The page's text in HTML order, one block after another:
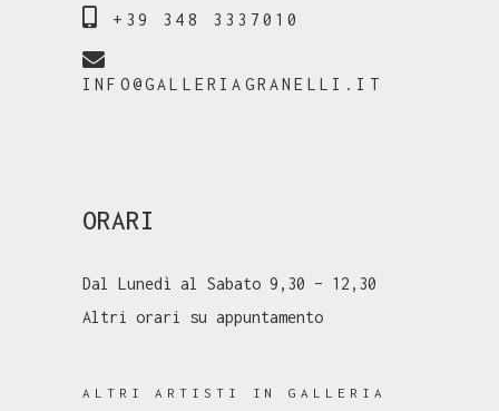
+39 348 3337010
INFO@GALLERIAGRANELLI.IT
ORARI
Dal Lunedì al Sabato 9,30 – 12,30
Altri orari su appuntamento
ALTRI ARTISTI IN GALLERIA